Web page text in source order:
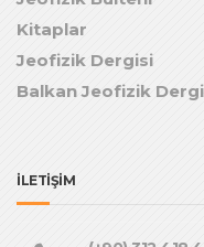
Kitaplar
Jeofizik Dergisi
Balkan Jeofizik
İLETİŞİM